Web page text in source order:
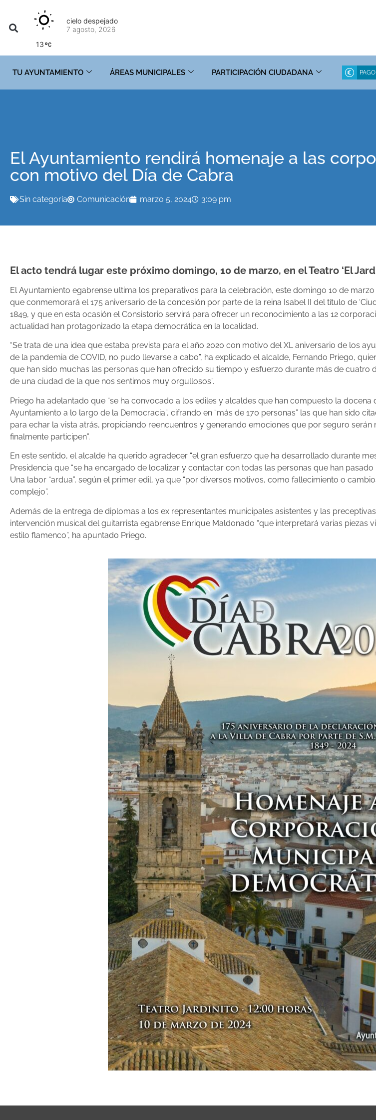
13
cielo despejado
7 agosto, 2026
TU AYUNTAMIENTO ÁREAS MUNICIPALES PARTICIPACIÓN CIUDADANA
El Ayuntamiento rendirá homenaje a las
con motivo del Día de Cabra
Sin categoría Comunicación marzo 5, 2024 3:09 pm
El acto tendrá lugar este próximo domingo, 10 de marzo, en el Teatro ‘El
El Ayuntamiento egabrense ultima los preparativos para la celebración, este domingo 10 de marzo
que conmemorará el 175 aniversario de la concesión por parte de la reina Isabel II del título de
1849, y que en esta ocasión el Consistorio servirá para ofrecer un reconocimiento a las 12
actualidad han protagonizado la etapa democrática en la localidad.
“Se trata de una idea que estaba prevista para el año 2020 con motivo del XL aniversario de los
de la pandemia de COVID, no pudo llevarse a cabo”, ha explicado el alcalde, Fernando Priego,
que han sido muchas las personas que han ofrecido su tiempo y esfuerzo durante más de
de una ciudad de la que nos sentimos muy orgullosos”.
Priego ha adelantado que “se ha convocado a los ediles y alcaldes que han compuesto la
Ayuntamiento a lo largo de la Democracia”, cifrando en “más de 170 personas” las que han sido
para echar la vista atrás, propiciando reencuentros y generando emociones que por seguro
finalmente participen”.
En este sentido, el alcalde ha querido agradecer “el gran esfuerzo que ha desarrollado durante
Presidencia que “se ha encargado de localizar y contactar con todas las personas que han pasado
Una labor “ardua”, según el primer edil, ya que “por diversos motivos, como fallecimiento o
complejo”.
Además de la entrega de diplomas a los ex representantes municipales asistentes y las
intervención musical del guitarrista egabrense Enrique Maldonado “que interpretará varias piezas
estilo flamenco”, ha apuntado Priego.